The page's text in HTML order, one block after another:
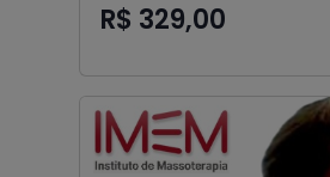
R$ 329,00